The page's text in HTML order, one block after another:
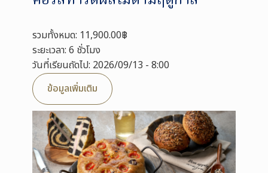
รวมทั้งหมด: 11,900.00฿
ระยะเวลา: 6 ชั่วโมง
วันที่เรียนถัดไป: 2026/09/13 - 8:00
ข้อมูลเพิ่มเติม